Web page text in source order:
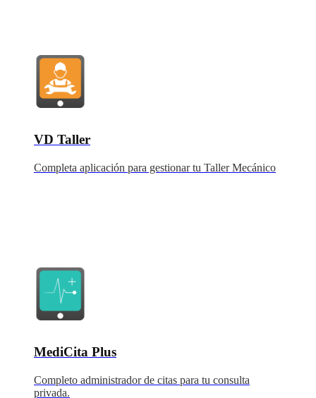
VD Taller
Completa aplicación para gestionar tu Taller Mecánico
MediCita Plus
Completo administrador de citas para tu consulta
privada.